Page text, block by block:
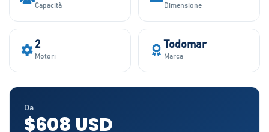
Capacità Dimensione
2
Motori
Todomar
Marca
Da
$608 USD